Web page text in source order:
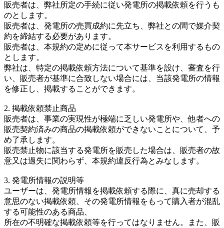
販売者は、弊社所定の手続に従い発電所の掲載依頼を行うも
のとします。
販売者は、発電所の売買成約に先立ち、弊社との間で媒介契
約を締結する必要があります。
販売者は、本規約の定めに従って本サービスを利用するもの
とします。
弊社は、特定の掲載依頼方法について基準を設け、審査を行
い、販売者が基準に合致しない場合には、当該発電所の情報
を修正し、掲載することができます。
2. 掲載依頼禁止商品
販売者は、事業の実現性が極端に乏しい発電所や、他者への
販売契約済みの商品の掲載依頼ができないことについて、予
め了承します。
販売禁止物に該当する発電所を販売した場合は、販売者の故
意又は過失に関わらず、本規約違反行為とみなします。
3. 発電所情報の説明等
ユーザーは、発電所情報を掲載依頼する際に、真に売却する
意思のない掲載依頼、その発電所情報をもって購入者が混乱
する可能性のある商品、
所在の不明確な掲載依頼等を行ってはなりません。また、販